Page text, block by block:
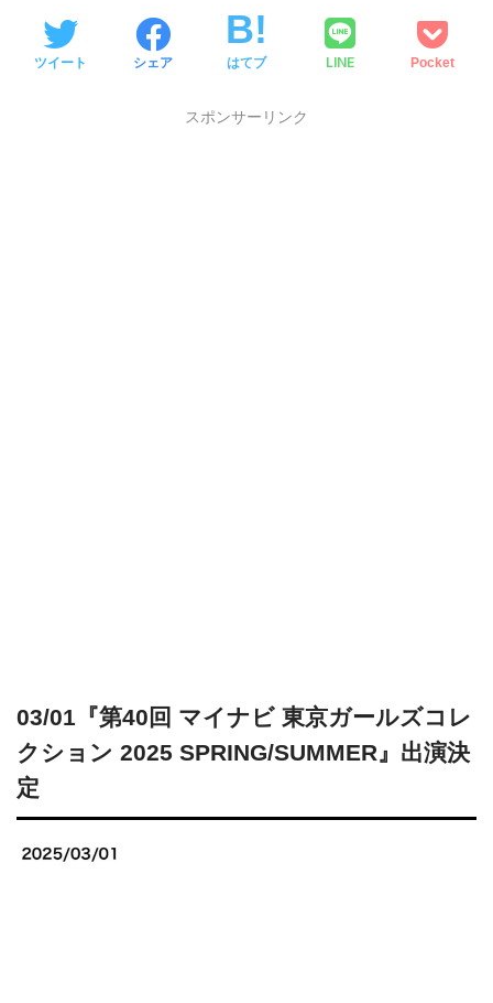
ツイート シェア はてブ LINE Pocket
スポンサーリンク
03/01『第40回 マイナビ 東京ガールズコレ
クション 2025 SPRING/SUMMER』出演決
定